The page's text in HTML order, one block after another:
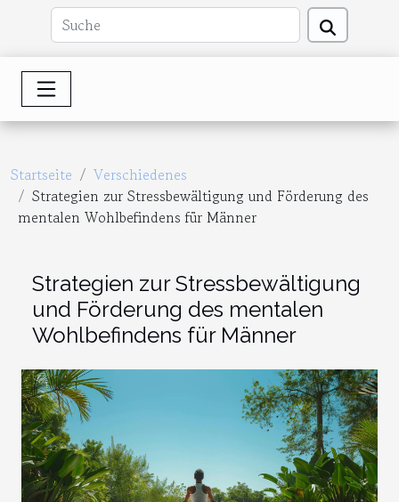
Startseite
Verschiedenes
Strategien zur Stressbewältigung und Förderung des
mentalen Wohlbefindens für Männer
Strategien zur Stressbewältigung
und Förderung des mentalen
Wohlbefindens für Männer